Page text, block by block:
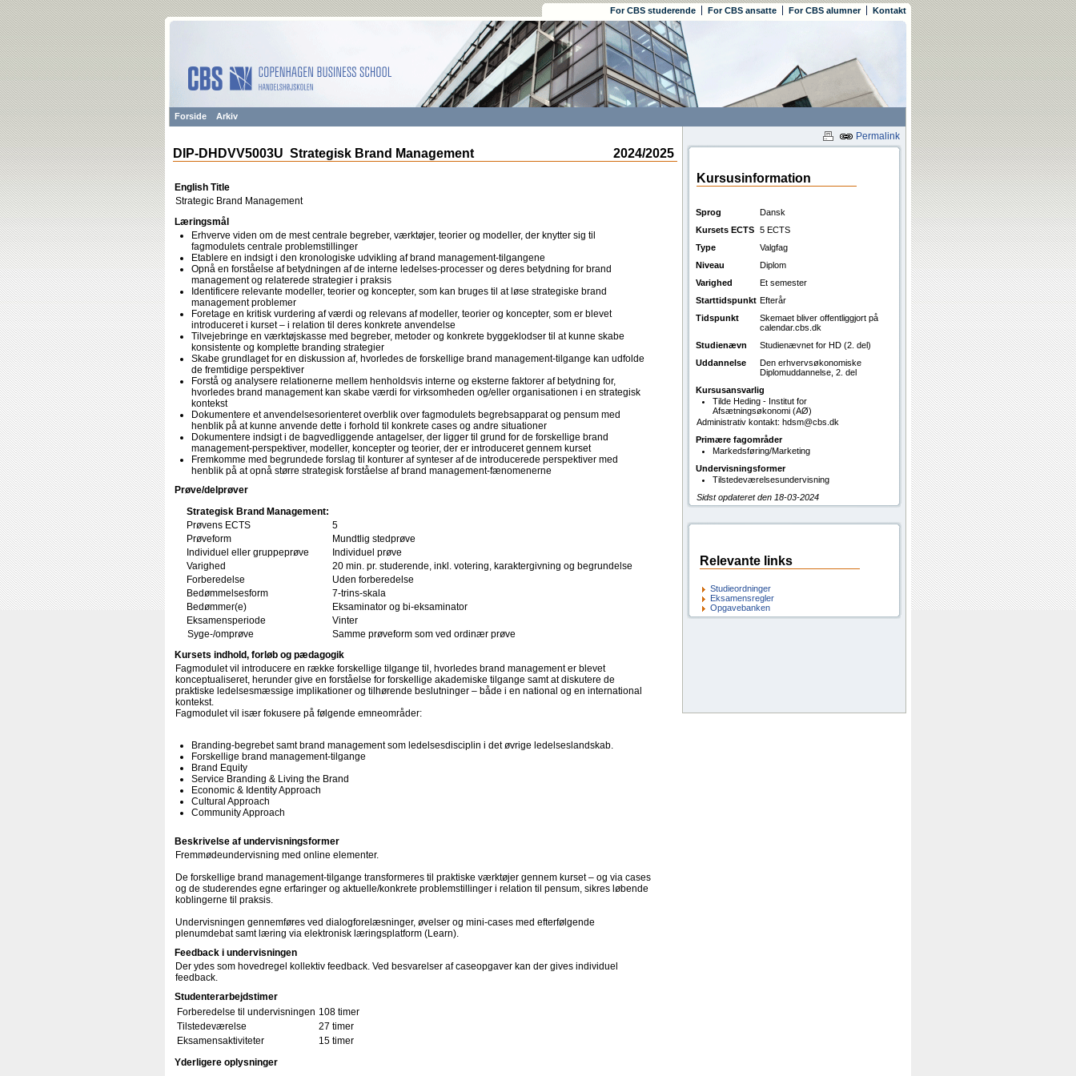
For CBS studerende For CBS ansatte For CBS alumner Kontakt
Forside Arkiv
Permalink
2024/2025
DIP-DHDVV5003U Strategisk Brand Management
English Title
Strategic Brand Management
Læringsmål
Erhverve viden om de mest centrale begreber, værktøjer, teorier og modeller, der knytter sig til
fagmodulets centrale problemstillinger
Etablere en indsigt i den kronologiske udvikling af brand management-tilgangene
Opnå en forståelse af betydningen af de interne ledelses-processer og deres betydning for brand
management og relaterede strategier i praksis
Identificere relevante modeller, teorier og koncepter, som kan bruges til at løse strategiske brand
management problemer
Foretage en kritisk vurdering af værdi og relevans af modeller, teorier og koncepter, som er blevet
introduceret i kurset – i relation til deres konkrete anvendelse
Tilvejebringe en værktøjskasse med begreber, metoder og konkrete byggeklodser til at kunne skabe
konsistente og komplette branding strategier
Skabe grundlaget for en diskussion af, hvorledes de forskellige brand management-tilgange kan udfolde
de fremtidige perspektiver
Forstå og analysere relationerne mellem henholdsvis interne og eksterne faktorer af betydning for,
hvorledes brand management kan skabe værdi for virksomheden og/eller organisationen i en strategisk
kontekst
Dokumentere et anvendelsesorienteret overblik over fagmodulets begrebsapparat og pensum med
henblik på at kunne anvende dette i forhold til konkrete cases og andre situationer
Dokumentere indsigt i de bagvedliggende antagelser, der ligger til grund for de forskellige brand
management-perspektiver, modeller, koncepter og teorier, der er introduceret gennem kurset
Fremkomme med begrundede forslag til konturer af synteser af de introducerede perspektiver med
henblik på at opnå større strategisk forståelse af brand management-fænomenerne
Prøve/delprøver
Strategisk Brand Management:
Prøvens ECTS
5
Prøveform
Mundtlig stedprøve
Individuel eller gruppeprøve
Individuel prøve
Varighed
20 min. pr. studerende, inkl. votering, karaktergivning og begrundelse
Forberedelse
Uden forberedelse
Bedømmelsesform
7-trins-skala
Bedømmer(e)
Eksaminator og bi-eksaminator
Eksamensperiode
Vinter
Syge-/omprøve
Samme prøveform som ved ordinær prøve
Kursets indhold, forløb og pædagogik
Fagmodulet vil introducere en række forskellige tilgange til, hvorledes brand management er blevet
konceptualiseret, herunder give en forståelse for forskellige akademiske tilgange samt at diskutere de
praktiske ledelsesmæssige implikationer og tilhørende beslutninger – både i en national og en international
kontekst.
Fagmodulet vil især fokusere på følgende emneområder:
Branding-begrebet samt brand management som ledelsesdisciplin i det øvrige ledelseslandskab.
Forskellige brand management-tilgange
Brand Equity
Service Branding & Living the Brand
Economic & Identity Approach
Cultural Approach
Community Approach
Beskrivelse af undervisningsformer
Fremmødeundervisning med online elementer.
De forskellige brand management-tilgange transformeres til praktiske værktøjer gennem kurset – og via cases
og de studerendes egne erfaringer og aktuelle/konkrete problemstillinger i relation til pensum, sikres løbende
koblingerne til praksis.
Undervisningen gennemføres ved dialogforelæsninger, øvelser og mini-cases med efterfølgende
plenumdebat samt læring via elektronisk læringsplatform (Learn).
Feedback i undervisningen
Der ydes som hovedregel kollektiv feedback. Ved besvarelser af caseopgaver kan der gives individuel
feedback.
Studenterarbejdstimer
Forberedelse til undervisningen 108 timer
Tilstedeværelse
27 timer
Eksamensaktiviteter
15 timer
Yderligere oplysninger
Kursusinformation
Sprog
Dansk
Kursets ECTS 5 ECTS
Type
Valgfag
Niveau
Diplom
Varighed
Et semester
Starttidspunkt Efterår
Tidspunkt
Skemaet bliver offentliggjort på
calendar.cbs.dk
Studienævn
Studienævnet for HD (2. del)
Uddannelse
Den erhvervsøkonomiske
Diplomuddannelse, 2. del
Kursusansvarlig
Tilde Heding - Institut for
Afsætningsøkonomi (AØ)
Administrativ kontakt: hdsm@cbs.dk
Primære fagområder
Markedsføring/Marketing
Undervisningsformer
Tilstedeværelsesundervisning
Sidst opdateret den 18-03-2024
Relevante links
Studieordninger
Eksamensregler
Opgavebanken